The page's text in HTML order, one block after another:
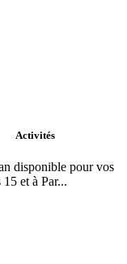
Activités
disponible pour vos
et à Par...